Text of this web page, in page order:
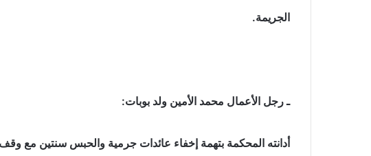
الجريمة.
ـ رجل الأعمال محمد الأمين ولد بوبات:
أدانته المحكمة بتهمة إخفاء عائدات جرمية والحبس سنتين مع